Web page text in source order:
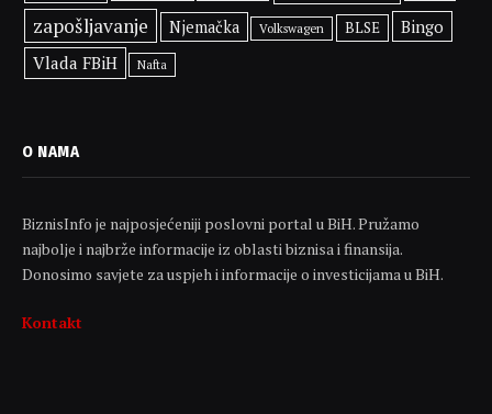
zapošljavanje Njemačka Volkswagen BLSE
Bingo
Vlada FBiH
Nafta
O NAMA
BiznisInfo je najposjećeniji poslovni portal u BiH. Pružamo
najbolje i najbrže informacije iz oblasti biznisa i finansija.
Donosimo savjete za uspjeh i informacije o investicijama u BiH.
Kontakt